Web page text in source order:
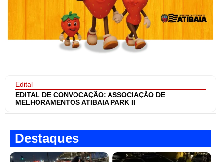
Edital
EDITAL DE CONVOCAÇÃO: ASSOCIAÇÃO DE
MELHORAMENTOS ATIBAIA PARK II
Destaques